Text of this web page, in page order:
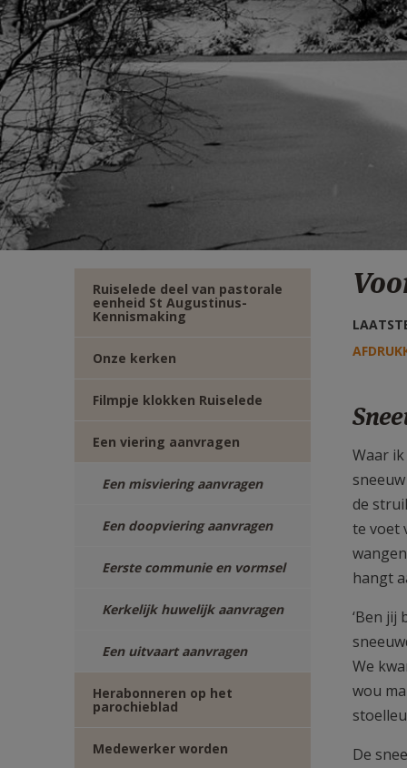
TWITTER
DEEL
VIA
E-
MAIL
Ruiselede deel van pastorale
eenheid St Augustinus-
Kennismaking
Onze kerken
Filmpje klokken Ruiselede
Een viering aanvragen
Een misviering aanvragen
Een doopviering aanvragen
Eerste communie en vormsel
Kerkelijk huwelijk aanvragen
Een uitvaart aanvragen
Herabonneren op het
parochieblad
Medewerker worden
Waar
de
te voet
hangt
‘Ben jij
We
wou
De